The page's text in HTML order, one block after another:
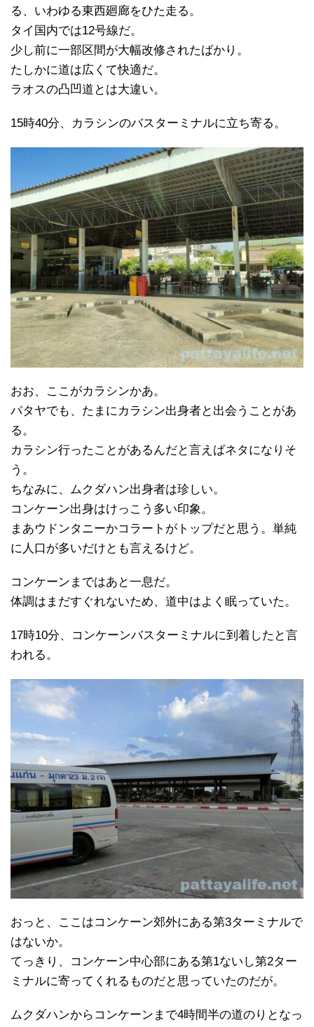
る、いわゆる東西廻廊をひた走る。
タイ国内では12号線だ。
少し前に一部区間が大幅改修されたばかり。
たしかに道は広くて快適だ。
ラオスの凸凹道とは大違い。
15時40分、カラシンのバスターミナルに立ち寄る。
おお、ここがカラシンかあ。
パタヤでも、たまにカラシン出身者と出会うことがあ
る。
カラシン行ったことがあるんだと言えばネタになりそ
う。
ちなみに、ムクダハン出身者は珍しい。
コンケーン出身はけっこう多い印象。
まあウドンタニーかコラートがトップだと思う。単純
に人口が多いだけとも言えるけど。
コンケーンまではあと一息だ。
体調はまだすぐれないため、道中はよく眠っていた。
17時10分、コンケーンバスターミナルに到着したと言
われる。
おっと、ここはコンケーン郊外にある第3ターミナルで
はないか。
てっきり、コンケーン中心部にある第1ないし第2ター
ミナルに寄ってくれるものだと思っていたのだが。
ムクダハンからコンケーンまで4時間半の道のりとなっ